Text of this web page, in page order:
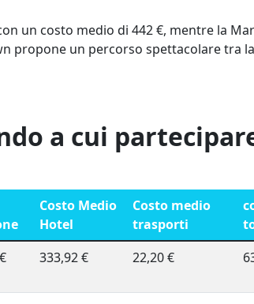
un costo medio di 442 €, mentre la
propone un percorso spettacolare tra
a cui
Costo Medio
Hotel
Costo medio
trasporti
333,92 € 22,20 €